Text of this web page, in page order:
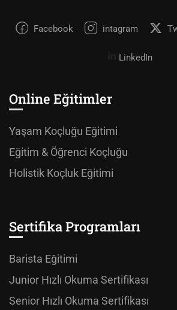
Facebook intagram
LinkedIn
Online Eğitimler
Yaşam Koçluğu Eğitimi
Eğitim & Öğrenci Koçluğu
Holistik Koçluk Eğitimi
Sertifika Programları
Barista Eğitimi
Junior Hızlı Okuma Sertifikası
Senior Hızlı Okuma Sertifikası